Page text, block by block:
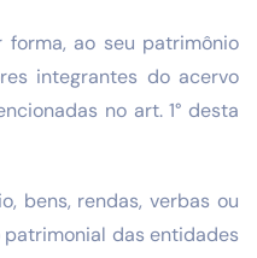
ao seu patrimônio
integrantes do acervo
no art. 1° desta
bens, rendas, verbas ou
das entidades